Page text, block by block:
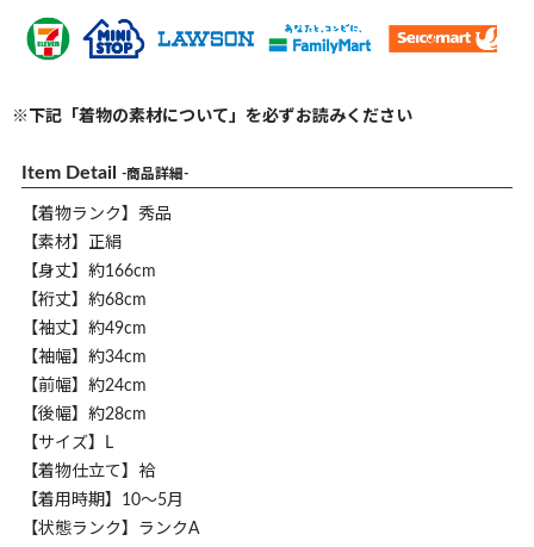
※下記「着物の素材について」を必ずお読みください
Item Detail -商品詳細-
【着物ランク】秀品
【素材】正絹
【身丈】約166cm
【裄丈】約68cm
【袖丈】約49cm
【袖幅】約34cm
【前幅】約24cm
【後幅】約28cm
【サイズ】L
【着物仕立て】袷
【着用時期】10～5月
【状態ランク】ランクA